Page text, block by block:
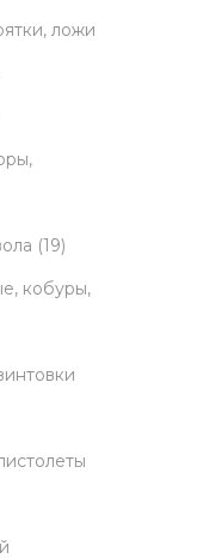
u
s
ложи
191
9
r
d
кобуры,